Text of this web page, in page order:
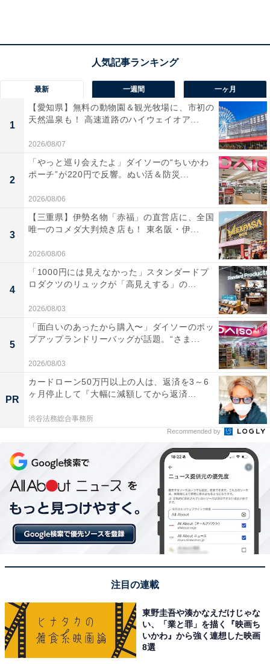
2023年は悔い改めましょう。バレたら懺悔じゃ済まない
その2「ダイエット」
続いては、ダイエットに関する懺悔。
「お菓子を食べて体重が4kg増えてしまいました（40
代・女性）」「産後のダイエットを頑張ると言っていま
したが、たいして体重を落とすことが出来なかったです
（40代・女性）」「ダイエットをしようと、決意した年
始。マイナス10キロを目標に、取り組んできたが、誘惑
に負け続けてしまった（30代・男性）」といったコメン
トが集まりました。
また「外出を自粛していた2年間で頑張って取り組んで
少しずつダイエットし、落とした20キロがほぼリバウン
って、出掛けた先でランチやスタバを飲食し、自粛制限
より仕事しながらおやつや昼ご飯を食べ続け、頭を動か
したからカロリーが欲しいと、我慢していたマックやラ
ーメン屋を解禁して、自分を甘やかした結果だと、非常
最新 一週間 一ヶ月
1
【愛知県】無料の動物園＆観光牧場に、市初の
天然温泉も！ 高速道路のハイウェイオア...
2026/08/07
2
「やっと巡り会えたよ」ダイソーの“ちいかわ
ポーチ”が220円で反響。ぬい活＆防災...
2026/08/06
3
【三重県】伊勢名物「赤福」の直営店に、全国
唯一のコメダ大判焼き店も！ 東名阪・伊...
2026/08/06
4
「1000円には見えなかった」スタンダードプ
ロダクツのリュックが「高見えする」の...
2026/08/03
5
「面白いのあったから購入〜」ダイソーのポッ
プアップランドリーバッグが話題。“さま...
2026/08/03
PR
カードローン50万円以上の人は、返済を3～6
ヶ月停止して『大幅に減額してから返済...
渋谷法務総合事務所
Recommended by
注目の連載
東野圭吾や湊かなえだけじゃな
い、「業と罪」を描く『映画ち
いかわ』から強く連想した映画
8選